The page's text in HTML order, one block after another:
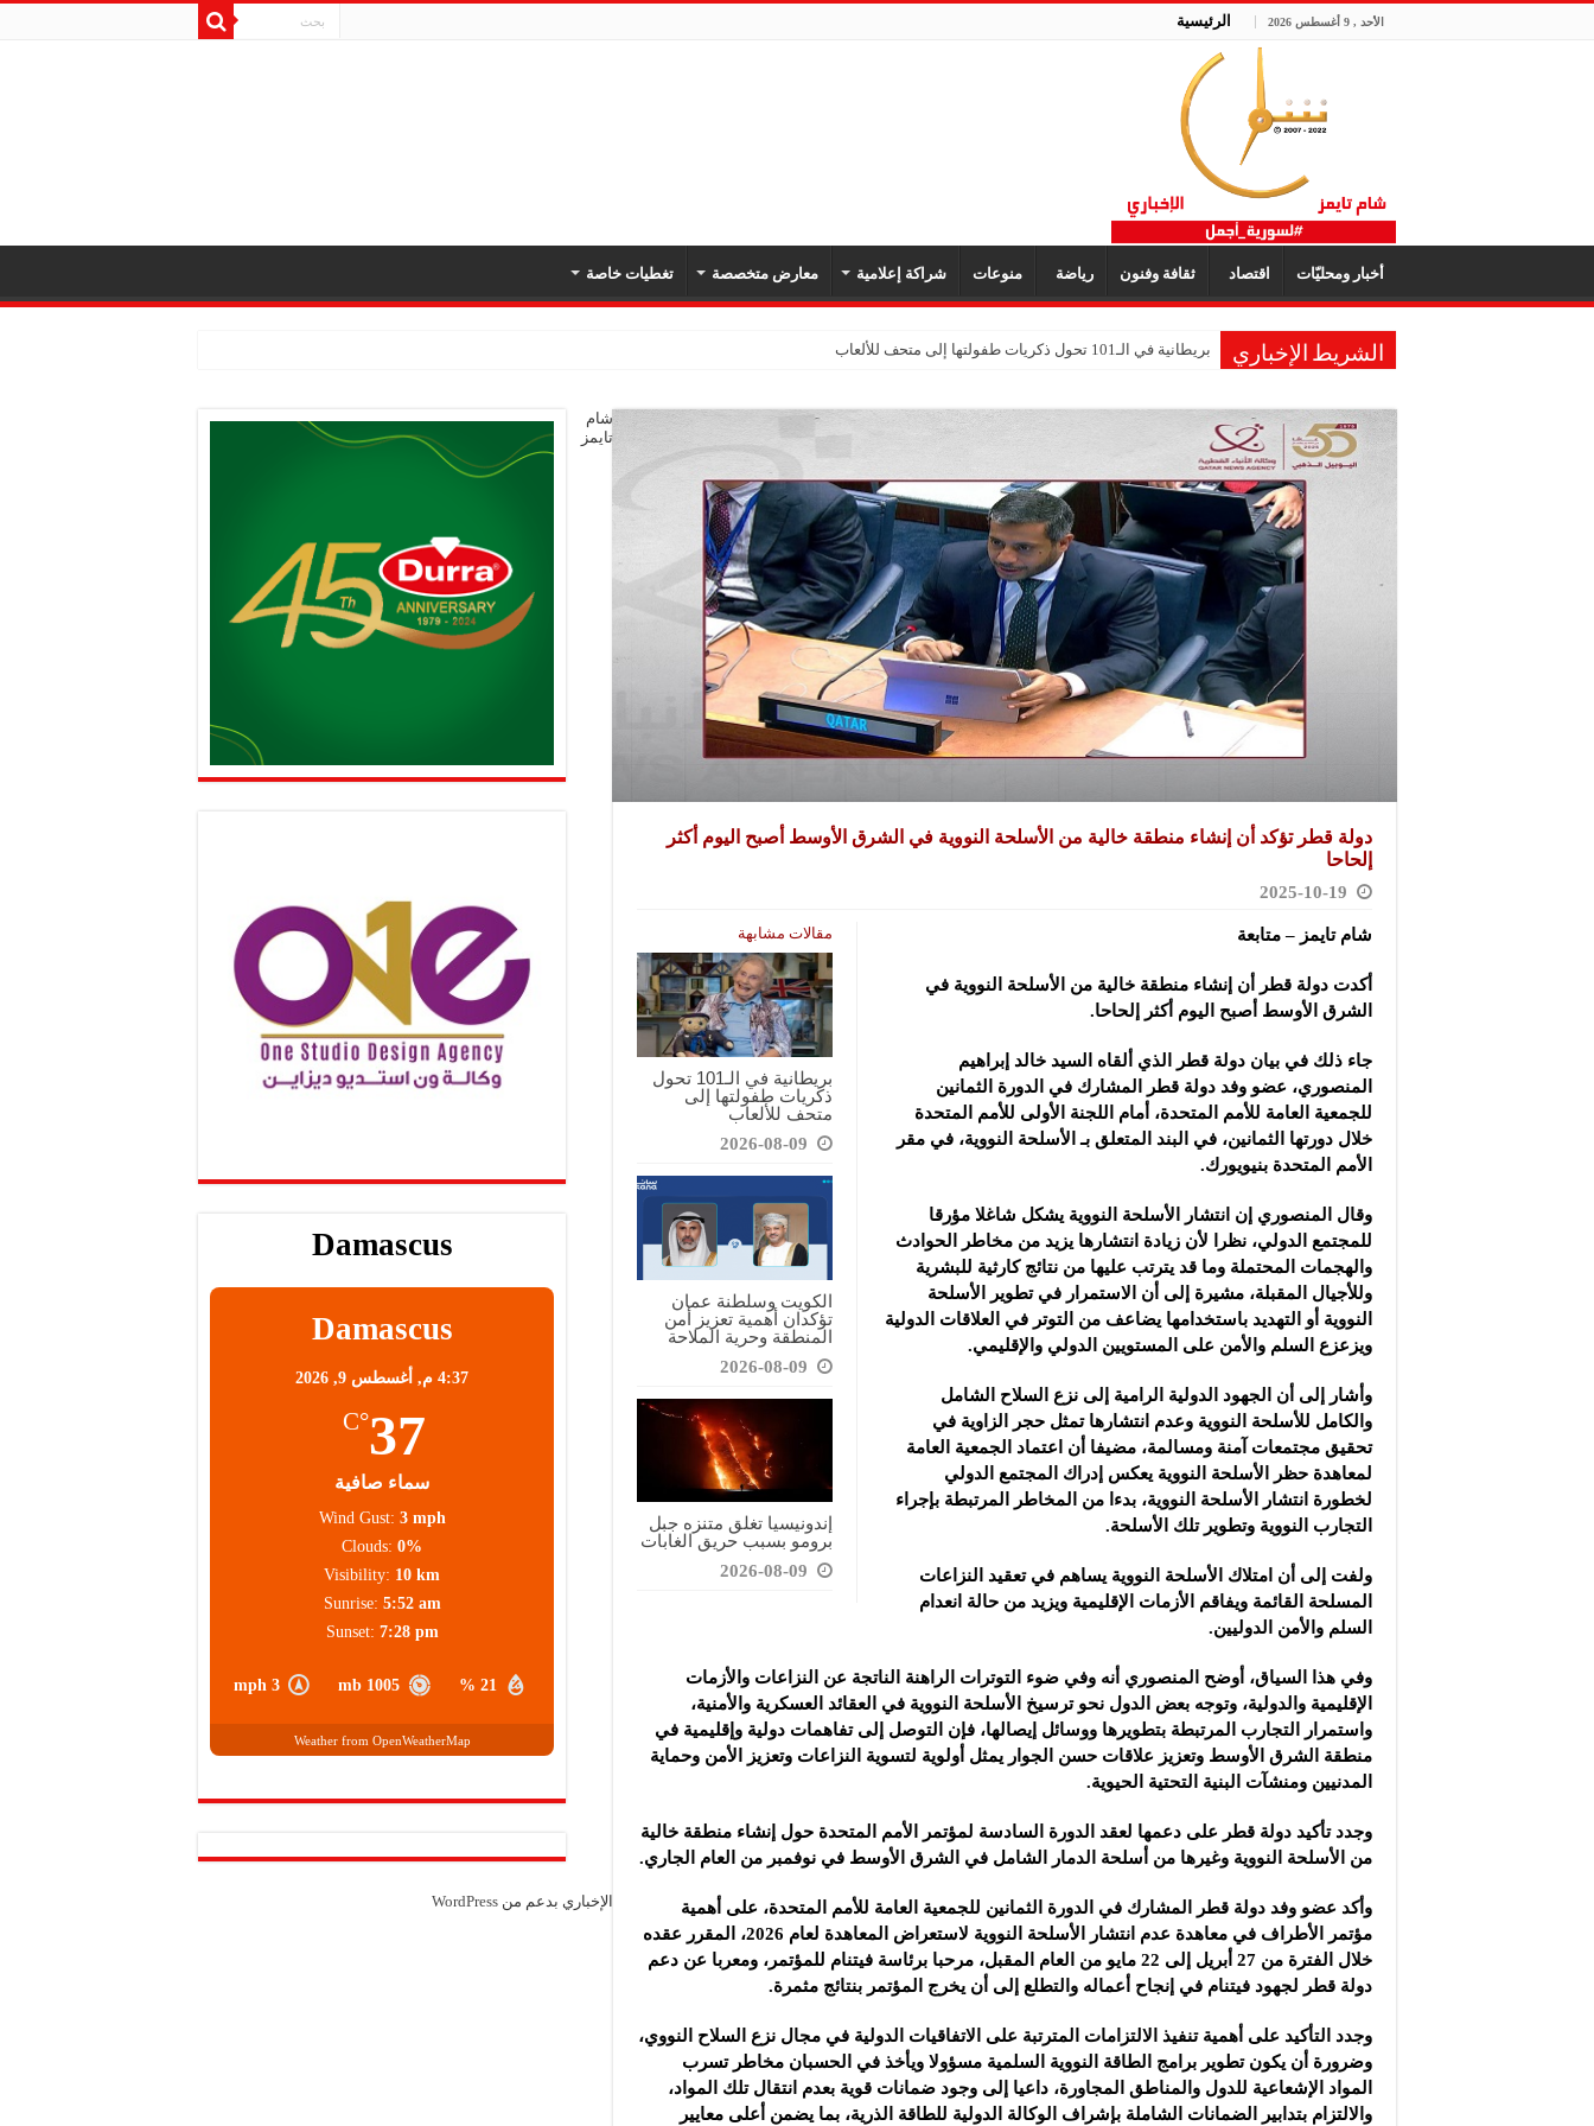
الأحد , 9 أغسطس 2026 الرئيسية
أخبار ومحليّات اقتصاد ثقافة وفنون رياضة منوعات شراكة إعلامية معارض متخصصة تغطيات خاصة
الشريط الإخباري بريطانية في الـ101 تحول ذكريات طفولتها إلى متحف للألعاب
دولة قطر تؤكد أن إنشاء منطقة خالية من الأسلحة النووية في الشرق الأوسط أصبح اليوم أكثر
إلحاحا
2025-10-19
مقالات مشابهة
بريطانية في الـ101 تحول
ذكريات طفولتها إلى
متحف للألعاب
2026-08-09
الكويت وسلطنة عمان
تؤكدان أهمية تعزيز أمن
المنطقة وحرية الملاحة
2026-08-09
إندونيسيا تغلق متنزه جبل
برومو بسبب حريق الغابات
2026-08-09
شام تايمز – متابعة
أكدت دولة قطر أن إنشاء منطقة خالية من الأسلحة النووية في
الشرق الأوسط أصبح اليوم أكثر إلحاحا.
جاء ذلك في بيان دولة قطر الذي ألقاه السيد خالد إبراهيم
المنصوري، عضو وفد دولة قطر المشارك في الدورة الثمانين
للجمعية العامة للأمم المتحدة، أمام اللجنة الأولى للأمم المتحدة
خلال دورتها الثمانين، في البند المتعلق بـ الأسلحة النووية، في مقر
الأمم المتحدة بنيويورك.
وقال المنصوري إن انتشار الأسلحة النووية يشكل شاغلا مؤرقا
للمجتمع الدولي، نظرا لأن زيادة انتشارها يزيد من مخاطر الحوادث
والهجمات المحتملة وما قد يترتب عليها من نتائج كارثية للبشرية
وللأجيال المقبلة، مشيرة إلى أن الاستمرار في تطوير الأسلحة
النووية أو التهديد باستخدامها يضاعف من التوتر في العلاقات الدولية
ويزعزع السلم والأمن على المستويين الدولي والإقليمي.
وأشار إلى أن الجهود الدولية الرامية إلى نزع السلاح الشامل
والكامل للأسلحة النووية وعدم انتشارها تمثل حجر الزاوية في
تحقيق مجتمعات آمنة ومسالمة، مضيفا أن اعتماد الجمعية العامة
لمعاهدة حظر الأسلحة النووية يعكس إدراك المجتمع الدولي
لخطورة انتشار الأسلحة النووية، بدءا من المخاطر المرتبطة بإجراء
التجارب النووية وتطوير تلك الأسلحة.
ولفت إلى أن امتلاك الأسلحة النووية يساهم في تعقيد النزاعات
المسلحة القائمة ويفاقم الأزمات الإقليمية ويزيد من حالة انعدام
السلم والأمن الدوليين.
وفي هذا السياق، أوضح المنصوري أنه وفي ضوء التوترات الراهنة الناتجة عن النزاعات والأزمات
الإقليمية والدولية، وتوجه بعض الدول نحو ترسيخ الأسلحة النووية في العقائد العسكرية والأمنية،
واستمرار التجارب المرتبطة بتطويرها ووسائل إيصالها، فإن التوصل إلى تفاهمات دولية وإقليمية في
منطقة الشرق الأوسط وتعزيز علاقات حسن الجوار يمثل أولوية لتسوية النزاعات وتعزيز الأمن وحماية
المدنيين ومنشآت البنية التحتية الحيوية.
وجدد تأكيد دولة قطر على دعمها لعقد الدورة السادسة لمؤتمر الأمم المتحدة حول إنشاء منطقة خالية
من الأسلحة النووية وغيرها من أسلحة الدمار الشامل في الشرق الأوسط في نوفمبر من العام الجاري.
وأكد عضو وفد دولة قطر المشارك في الدورة الثمانين للجمعية العامة للأمم المتحدة، على أهمية
مؤتمر الأطراف في معاهدة عدم انتشار الأسلحة النووية لاستعراض المعاهدة لعام 2026، المقرر عقده
خلال الفترة من 27 أبريل إلى 22 مايو من العام المقبل، مرحبا برئاسة فيتنام للمؤتمر، ومعربا عن دعم
دولة قطر لجهود فيتنام في إنجاح أعماله والتطلع إلى أن يخرج المؤتمر بنتائج مثمرة.
وجدد التأكيد على أهمية تنفيذ الالتزامات المترتبة على الاتفاقيات الدولية في مجال نزع السلاح النووي،
وضرورة أن يكون تطوير برامج الطاقة النووية السلمية مسؤولا ويأخذ في الحسبان مخاطر تسرب
المواد الإشعاعية للدول والمناطق المجاورة، داعيا إلى وجود ضمانات قوية بعدم انتقال تلك المواد،
والالتزام بتدابير الضمانات الشاملة بإشراف الوكالة الدولية للطاقة الذرية، بما يضمن أعلى معايير
Damascus
Damascus
4:37 م, أغسطس 9, 2026
37
°C
سماء صافية
21 %
1005 mb
3 mph
Wind Gust: 3 mph
Clouds: 0%
Visibility: 10 km
Sunrise: 5:52 am
Sunset: 7:28 pm
Weather from OpenWeatherMap
شام
تايمز
الإخباري بدعم من WordPress